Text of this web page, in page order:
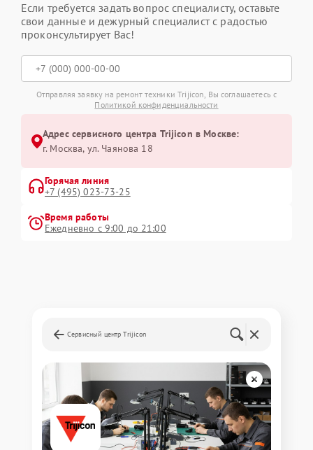
Если требуется задать вопрос специалисту, оставьте
свои данные и дежурный специалист с радостью
проконсультирует Вас!
Отправляя заявку на ремонт техники Trijicon, Вы соглашаетесь с
Политикой конфиденциальности
Адрес сервисного центра Trijicon в Москве:
г. Москва, ул. Чаянова 18
Горячая линия
+7 (495) 023-73-25
Время работы
Ежедневно с 9:00 до 21:00
Сервисный центр Trijicon